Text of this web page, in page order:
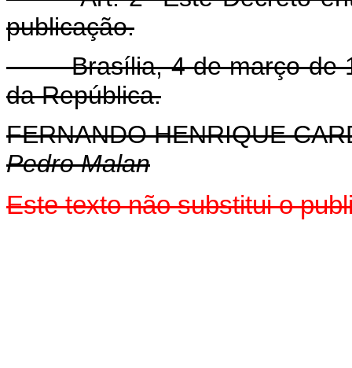
publicação.
Brasília, 4 de março de
da República.
FERNANDO HENRIQUE
Pedro Malan
Este texto não substitui o